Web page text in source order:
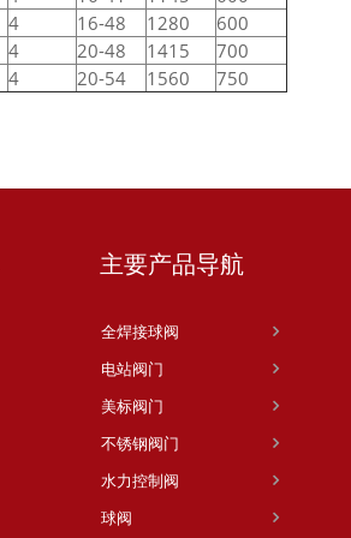
4 16-48 1280
600
4 20-48 1415
700
4 20-54 1560 750
主要产品导航
全焊接球阀
电站阀门
美标阀门
不锈钢阀门
水力控制阀
球阀